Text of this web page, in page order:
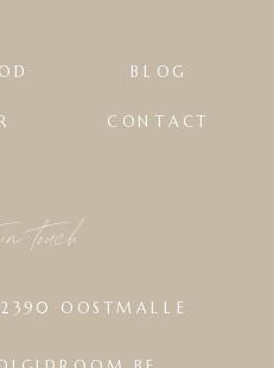
OOSTMALLE
CONTACT
BLOG